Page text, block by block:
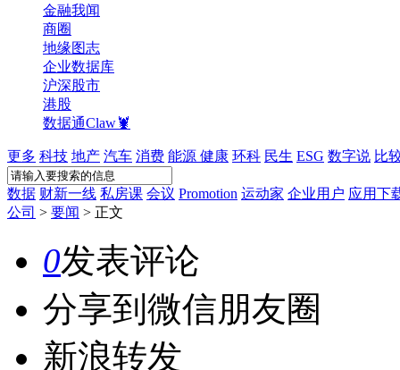
金融我闻
商圈
地缘图志
企业数据库
沪深股市
港股
数据通Claw🦞
更多 科技 地产 汽车 消费 能源 健康 环科 民生 ESG 数字说 比
数据 财新一线 私房课 会议 Promotion 运动家 企业用户 应用下
公司 > 要闻 > 正文
0发表评论
分享到微信朋友圈
新浪转发